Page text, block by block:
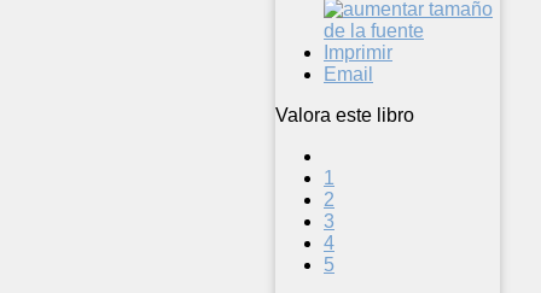
Imprimir
Email
Valora este libro
1
2
3
4
5